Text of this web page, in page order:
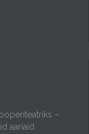
–
aariaid